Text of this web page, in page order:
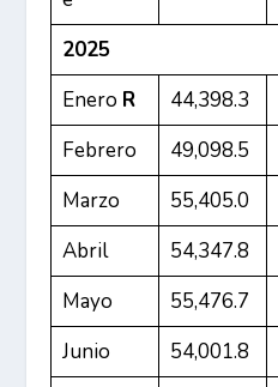
2025
Enero R 44,398.3
Febrero
49,098.5
Marzo
55,405.0
Abril
54,347.8
Mayo
55,476.7
Junio
54,001.8